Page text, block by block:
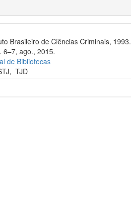
Brasileiro de Ciências Criminais, 1993.
6–7, ago., 2015.
de Bibliotecas
,TJD